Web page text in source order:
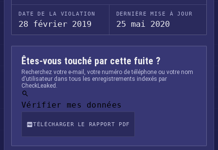
DATE DE LA VIOLATION
28 février 2019
DERNIÈRE MISE À JOUR
25 mai 2020
Êtes-vous touché par cette fuite ?
Recherchez votre e-mail, votre numéro de téléphone ou votre nom
d’utilisateur dans tous les enregistrements indexés par
CheckLeaked.
Vérifier mes données
TÉLÉCHARGER LE RAPPORT PDF